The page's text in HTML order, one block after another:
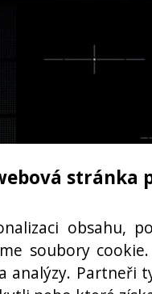
stránka
obsahu,
soubory
analýzy. Partneři
V X Š X H 50 X